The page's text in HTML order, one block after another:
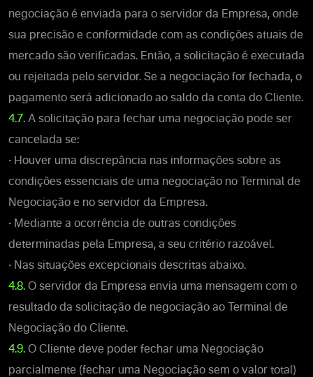
negociação é enviada para o servidor da Empresa, onde
sua precisão e conformidade com as condições atuais de
mercado são verificadas. Então, a solicitação é executada
ou rejeitada pelo servidor. Se a negociação for fechada, o
pagamento será adicionado ao saldo da conta do Cliente.
4.7. A solicitação para fechar uma negociação pode ser
cancelada se:
• Houver uma discrepância nas informações sobre as
condições essenciais de uma negociação no Terminal de
Negociação e no servidor da Empresa.
• Mediante a ocorrência de outras condições
determinadas pela Empresa, a seu critério razoável.
• Nas situações excepcionais descritas abaixo.
4.8. O servidor da Empresa envia uma mensagem com o
resultado da solicitação de negociação ao Terminal de
Negociação do Cliente.
4.9. O Cliente deve poder fechar uma Negociação
parcialmente (fechar uma Negociação sem o valor total)